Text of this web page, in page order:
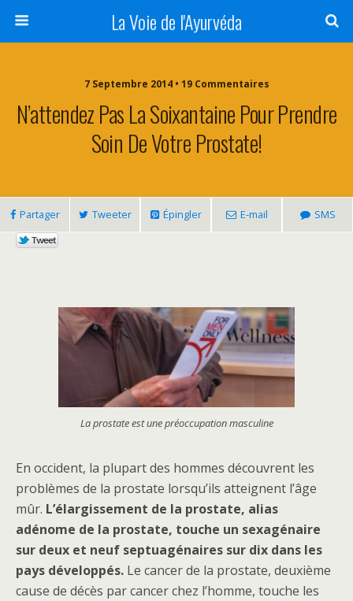
La Voie de l'Ayurvéda
7 Septembre 2014 • 19 Commentaires
N’attendez Pas La Soixantaine Pour Prendre
Soin De Votre Prostate!
Partager Tweeter Épingler E-mail SMS
La prostate est une préoccupation masculine
En occident, la plupart des hommes découvrent les
problèmes de la prostate lorsqu’ils atteignent l’âge
mûr. L’élargissement de la prostate, alias
adénome de la prostate, touche un sexagénaire
sur deux et neuf septuagénaires sur dix dans les
pays développés. Le cancer de la prostate, deuxième
cause de décès par cancer chez l’homme, touche les